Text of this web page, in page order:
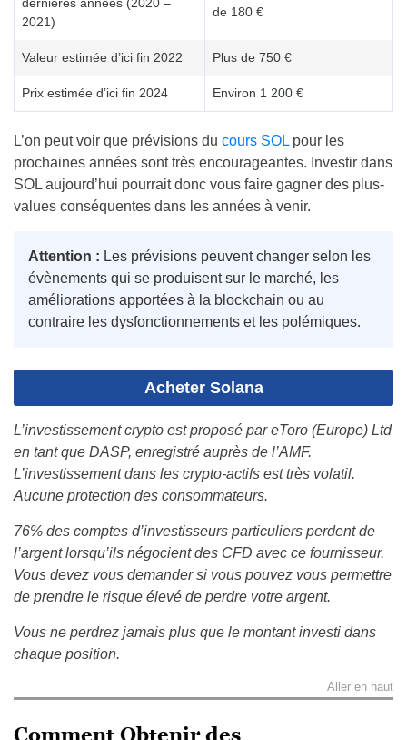
2021)
de 180 €
Valeur estimée d’ici fin 2022 Plus de 750 €
Prix estimée d’ici fin 2024 Environ 1 200 €
L’on peut voir que prévisions du cours SOL pour les
prochaines années sont très encourageantes. Investir dans
SOL aujourd’hui pourrait donc vous faire gagner des plus-
values conséquentes dans les années à venir.
Attention : Les prévisions peuvent changer selon les
évènements qui se produisent sur le marché, les
améliorations apportées à la blockchain ou au
contraire les dysfonctionnements et les polémiques.
Acheter Solana
L’investissement crypto est proposé par eToro (Europe) Ltd
en tant que DASP, enregistré auprès de l’AMF.
L’investissement dans les crypto-actifs est très volatil.
Aucune protection des consommateurs.
76% des comptes d’investisseurs particuliers perdent de
l’argent lorsqu’ils négocient des CFD avec ce fournisseur.
Vous devez vous demander si vous pouvez vous permettre
de prendre le risque élevé de perdre votre argent.
Vous ne perdrez jamais plus que le montant investi dans
chaque position.
Aller en haut